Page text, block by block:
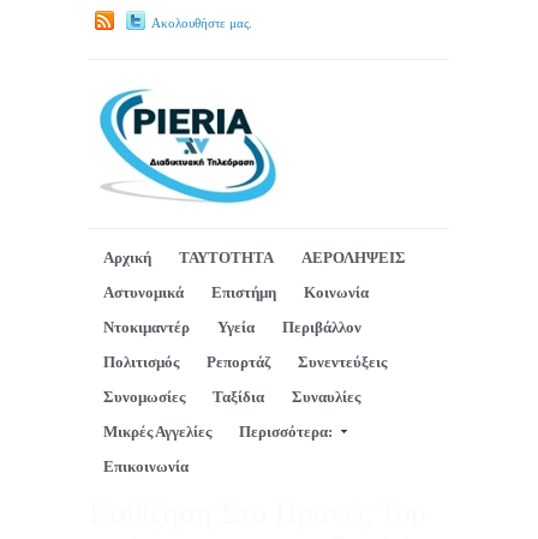
Ακολουθήστε μας.
Αρχική ΤΑΥΤΟΤΗΤΑ
ΑΕΡΟΛΗΨΕΙΣ
Αστυνομικά
Επιστήμη
Κοινωνία
Ντοκιμαντέρ
Υγεία
Περιβάλλον
Πολιτισμός
Ρεπορτάζ
Συνεντεύξεις
Συνομωσίες
Ταξίδια
Συναυλίες
Μικρές Αγγελίες
Περισσότερα:
Επικοινωνία